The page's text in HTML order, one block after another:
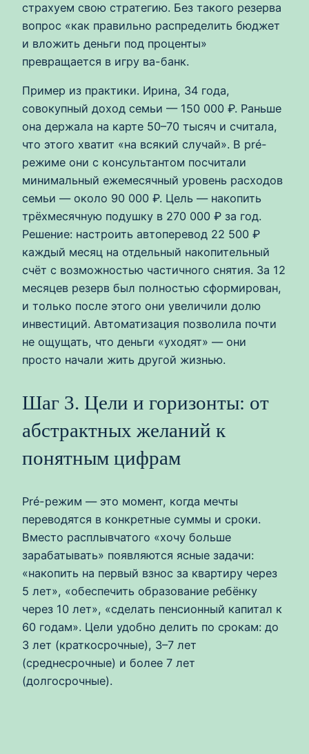
страхуем свою стратегию. Без такого резерва
вопрос «как правильно распределить бюджет
и вложить деньги под проценты»
превращается в игру ва-банк.
Пример из практики. Ирина, 34 года,
совокупный доход семьи — 150 000 ₽. Раньше
она держала на карте 50–70 тысяч и считала,
что этого хватит «на всякий случай». В pré-
режиме они с консультантом посчитали
минимальный ежемесячный уровень расходов
семьи — около 90 000 ₽. Цель — накопить
трёхмесячную подушку в 270 000 ₽ за год.
Решение: настроить автоперевод 22 500 ₽
каждый месяц на отдельный накопительный
счёт с возможностью частичного снятия. За 12
месяцев резерв был полностью сформирован,
и только после этого они увеличили долю
инвестиций. Автоматизация позволила почти
не ощущать, что деньги «уходят» — они
просто начали жить другой жизнью.
Шаг 3. Цели и горизонты: от
абстрактных желаний к
понятным цифрам
Pré-режим — это момент, когда мечты
переводятся в конкретные суммы и сроки.
Вместо расплывчатого «хочу больше
зарабатывать» появляются ясные задачи:
«накопить на первый взнос за квартиру через
5 лет», «обеспечить образование ребёнку
через 10 лет», «сделать пенсионный капитал к
60 годам». Цели удобно делить по срокам: до
3 лет (краткосрочные), 3–7 лет
(среднесрочные) и более 7 лет
(долгосрочные).